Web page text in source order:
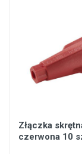
Złączka
czerwona 10